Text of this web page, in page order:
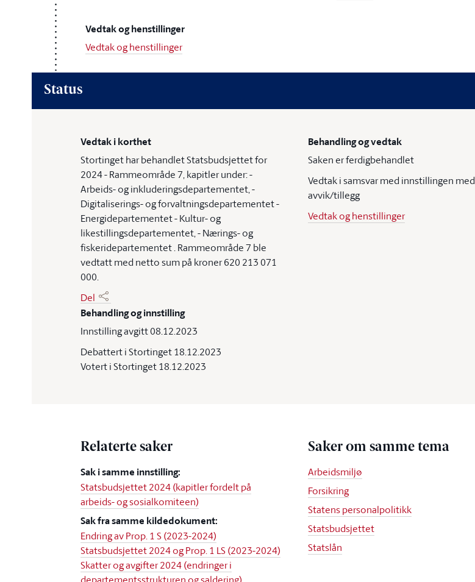
Vedtak og henstillinger
Vedtak og henstillinger
Status
Vedtak i korthet
Stortinget har behandlet Statsbudsjettet for
2024 - Rammeområde 7, kapitler under: -
Arbeids- og inkluderingsdepartementet, -
Digitaliserings- og forvaltningsdepartementet -
Energidepartementet - Kultur- og
likestillingsdepartementet, - Nærings- og
fiskeridepartementet . Rammeområde 7 ble
vedtatt med netto sum på kroner 620 213 071
000.
Del
Behandling og vedtak
Saken er ferdigbehandlet
Vedtak i samsvar med innstillingen med
avvik/tillegg
Vedtak og henstillinger
Behandling og innstilling
Innstilling avgitt 08.12.2023
Debattert i Stortinget 18.12.2023
Votert i Stortinget 18.12.2023
Relaterte saker
Sak i samme innstilling:
Statsbudsjettet 2024 (kapitler fordelt på
arbeids- og sosialkomiteen)
Sak fra samme kildedokument:
Endring av Prop. 1 S (2023-2024)
Statsbudsjettet 2024 og Prop. 1 LS (2023-2024)
Skatter og avgifter 2024 (endringer i
Saker om samme tema
Arbeidsmiljø
Forsikring
Statens personalpolitikk
Statsbudsjettet
Statslån